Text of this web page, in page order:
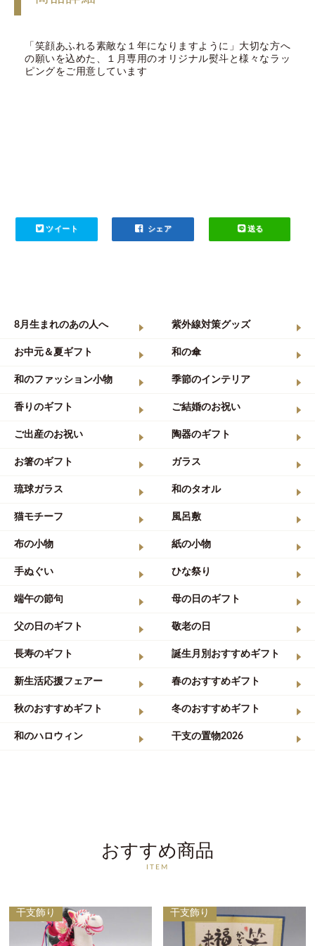
「笑顔あふれる素敵な１年になりますように」大切な方へ
の願いを込めた、１月専用のオリジナル熨斗と様々なラッ
ピングをご用意しています
ツイート シェア 送る
8月生まれのあの人へ 紫外線対策グッズ
お中元＆夏ギフト 和の傘
和のファッション小物 季節のインテリア
香りのギフト ご結婚のお祝い
ご出産のお祝い 陶器のギフト
お箸のギフト ガラス
琉球ガラス 和のタオル
猫モチーフ 風呂敷
布の小物 紙の小物
手ぬぐい ひな祭り
端午の節句 母の日のギフト
父の日のギフト 敬老の日
長寿のギフト 誕生月別おすすめギフト
新生活応援フェアー 春のおすすめギフト
秋のおすすめギフト 冬のおすすめギフト
和のハロウィン 干支の置物2026
おすすめ商品
ITEM
干支飾り 干支飾り